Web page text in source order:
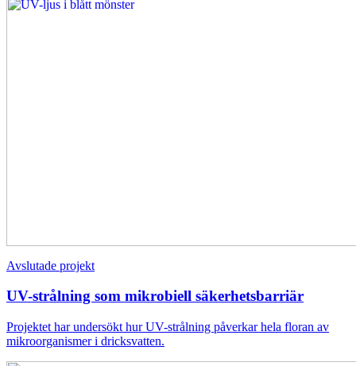
Avslutade projekt
UV-strålning som mikrobiell säkerhetsbarriär
Projektet har undersökt hur UV-strålning påverkar hela floran av
mikroorganismer i dricksvatten.